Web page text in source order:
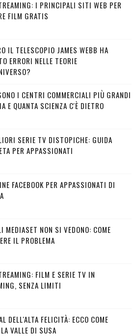
I PRINCIPALI SITI WEB PER
FILM GRATIS
IL TELESCOPIO JAMES WEBB HA
ERRORI NELLE TEORIE
I CENTRI COMMERCIALI PIÙ GRANDI
E QUANTA SCIENZA C'È DIETRO
SERIE TV DISTOPICHE: GUIDA
PER APPASSIONATI
FACEBOOK PER APPASSIONATI DI
MEDIASET NON SI VEDONO: COME
IL PROBLEMA
FILM E SERIE TV IN
SENZA LIMITI
DELL'ALTA FELICITÀ: ECCO COME
VALLE DI SUSA